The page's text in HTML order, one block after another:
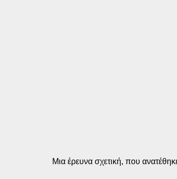
Μια έρευνα σχετική, που